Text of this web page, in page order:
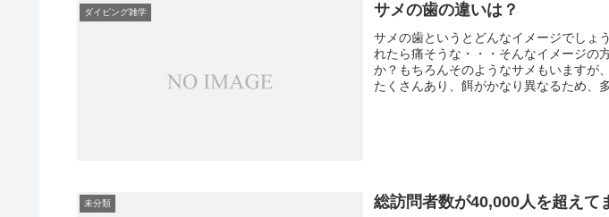
ダイビング雑学 サメの歯の違いは？
サメの歯というとどんなイメージでしょ
れたら痛そうな・・・そんなイメージの
か？もちろんそのようなサメもいますが
たくさんあり、餌がかなり異なるため、
未分類 総訪問者数が40,000人を超えて